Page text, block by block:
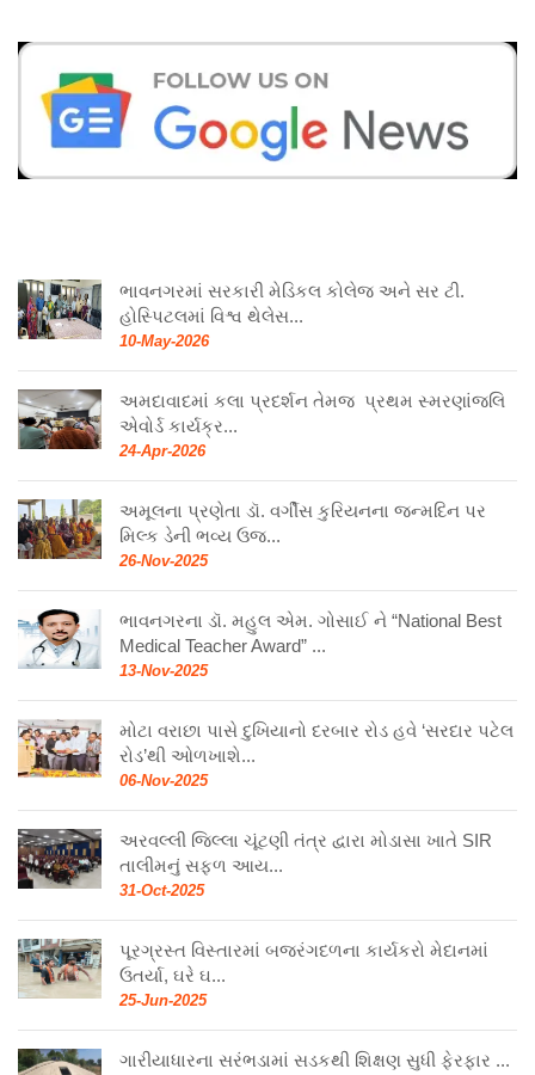
ભાવનગરમાં સરકારી મેડિકલ કોલેજ અને સર ટી.
હોસ્પિટલમાં વિશ્વ થેલેસ...
10-May-2026
અમદાવાદમાં કલા પ્રદર્શન તેમજ પ્રથમ સ્મરણાંજલિ
એવોર્ડ કાર્યક્ર...
24-Apr-2026
અમૂલના પ્રણેતા ડૉ. વર્ગીસ કુરિયનના જન્મદિન પર
મિલ્ક ડેની ભવ્ય ઉજ...
26-Nov-2025
ભાવનગરના ડૉ. મહુલ એમ. ગોસાઈ ને “National Best
Medical Teacher Award” ...
13-Nov-2025
મોટા વરાછા પાસે દુખિયાનો દરબાર રોડ હવે ‘સરદાર પટેલ
રોડ’થી ઓળખાશે...
06-Nov-2025
અરવલ્લી જિલ્લા ચૂંટણી તંત્ર દ્વારા મોડાસા ખાતે SIR
તાલીમનું સફળ આય...
31-Oct-2025
પૂરગ્રસ્ત વિસ્તારમાં બજરંગદળના કાર્યકરો મેદાનમાં
ઉતર્યા, ઘરે ઘ...
25-Jun-2025
ગારીયાધારના સરંભડામાં સડકથી શિક્ષણ સુધી ફેરફાર ...